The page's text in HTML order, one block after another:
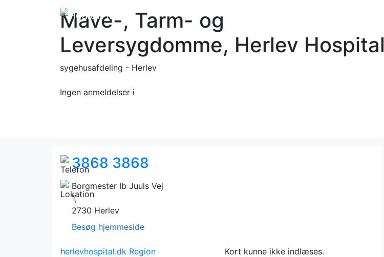
Mave-, Tarm- og
Leversygdomme, Herlev Hospital
sygehusafdeling - Herlev
Ingen anmeldelser i
3868 3868
Borgmester Ib Juuls Vej
1,
2730 Herlev
Besøg hjemmeside
herlevhospital.dk Region
Kort kunne ikke indlæses.